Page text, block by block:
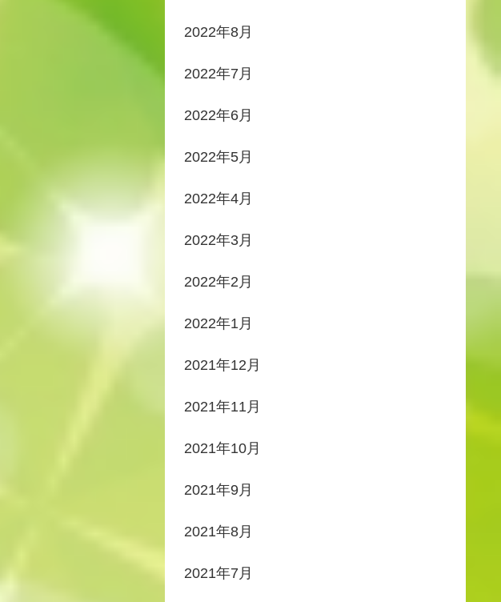
2022年8月
2022年7月
2022年6月
2022年5月
2022年4月
2022年3月
2022年2月
2022年1月
2021年12月
2021年11月
2021年10月
2021年9月
2021年8月
2021年7月